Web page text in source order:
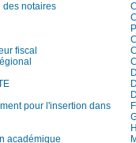
des notaires
fiscal
pour l'insertion dans
académique